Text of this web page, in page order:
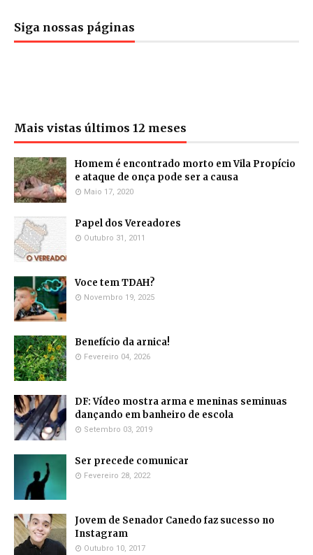
Siga nossas páginas
Mais vistas últimos 12 meses
Homem é encontrado morto em Vila Propício
e ataque de onça pode ser a causa
Maio 17, 2020
Papel dos Vereadores
Outubro 31, 2011
Voce tem TDAH?
Novembro 19, 2025
Benefício da arnica!
Fevereiro 04, 2026
DF: Vídeo mostra arma e meninas seminuas
dançando em banheiro de escola
Setembro 03, 2019
Ser precede comunicar
Fevereiro 28, 2022
Jovem de Senador Canedo faz sucesso no
Instagram
Outubro 10, 2017